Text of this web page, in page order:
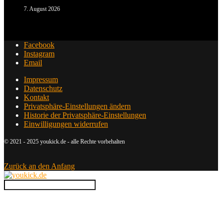
7. August 2026
Facebook
Instagram
Email
Impressum
Datenschutz
Kontakt
Privatsphäre-Einstellungen ändern
Historie der Privatsphäre-Einstellungen
Einwilligungen widerrufen
© 2021 - 2025 youkick.de - alle Rechte vorbehalten
Zurück an den Anfang